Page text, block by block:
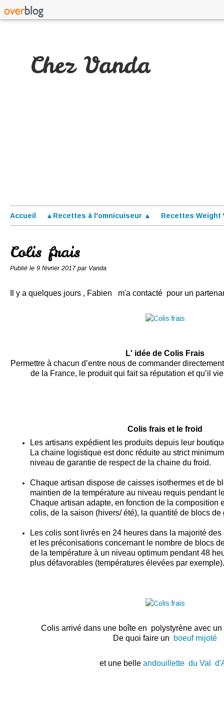
Chez Vanda
Accueil ▲Recettes à l'omnicuiseur ▲ Recettes Weight
Colis frais
Publié le 9 février 2017 par Vanda
Il y a quelques jours , Fabien m'a contacté pour un
L' idée de Colis Frais
Permettre à chacun d’entre nous de commander
de la France, le produit qui fait sa réputation et qu’il
Colis frais et le froid
Les artisans expédient les produits depuis leur
La chaine logistique est donc réduite au strict
niveau de garantie de respect de la chaine du froid.
Chaque artisan dispose de caisses isothermes et de
maintien de la température au niveau requis pendant
Chaque artisan adapte, en fonction de la composition
colis, de la saison (hivers/ été), la quantité de blocs de
Les colis sont livrés en 24 heures dans la majorité
et les préconisations concernant le nombre de blocs
de la température à un niveau optimum pendant 48
plus défavorables (températures élevées par exemple).
Colis arrivé dans une boîte en polystyrène avec
De quoi faire un
boeuf mijoté
et une belle andouillette du Val